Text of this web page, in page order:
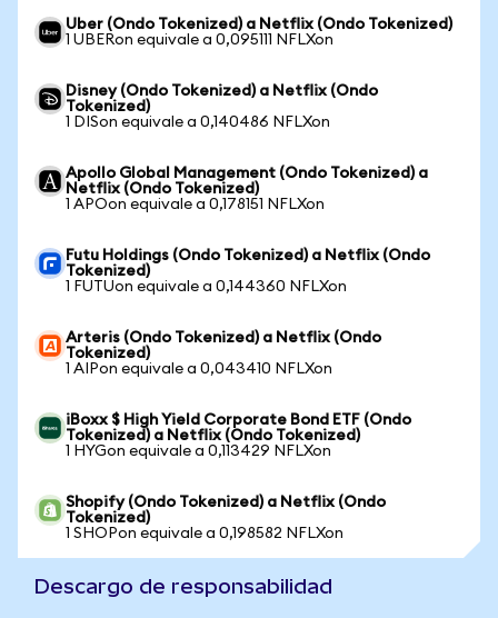
Uber (Ondo Tokenized) a Netflix (Ondo Tokenized)
1 UBERon equivale a 0,095111 NFLXon
Disney (Ondo Tokenized) a Netflix (Ondo
Tokenized)
1 DISon equivale a 0,140486 NFLXon
Apollo Global Management (Ondo Tokenized) a
Netflix (Ondo Tokenized)
1 APOon equivale a 0,178151 NFLXon
Futu Holdings (Ondo Tokenized) a Netflix (Ondo
Tokenized)
1 FUTUon equivale a 0,144360 NFLXon
Arteris (Ondo Tokenized) a Netflix (Ondo
Tokenized)
1 AIPon equivale a 0,043410 NFLXon
iBoxx $ High Yield Corporate Bond ETF (Ondo
Tokenized) a Netflix (Ondo Tokenized)
1 HYGon equivale a 0,113429 NFLXon
Shopify (Ondo Tokenized) a Netflix (Ondo
Tokenized)
1 SHOPon equivale a 0,198582 NFLXon
Descargo de responsabilidad